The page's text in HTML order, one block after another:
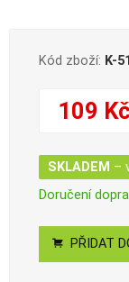
Kód zboží: K-
109 Kč
SKLADEM –
Doručení
PŘIDAT